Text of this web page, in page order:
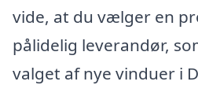
vide, at du vælger en
pålidelig leverandør,
valget af nye vinduer i